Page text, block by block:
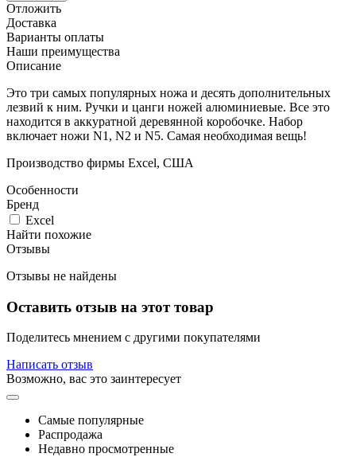
Отложить
Доставка
Варианты оплаты
Наши преимущества
Описание
Это три самых популярных ножа и десять дополнительных
лезвий к ним. Ручки и цанги ножей алюминиевые. Все это
находится в аккуратной деревянной коробочке. Набор
включает ножи N1, N2 и N5. Самая необходимая вещь!
Производство фирмы Excel, США
Особенности
Бренд
Excel
Найти похожие
Отзывы
Отзывы не найдены
Оставить отзыв на этот товар
Поделитесь мнением с другими покупателями
Написать отзыв
Возможно, вас это заинтересует
Самые популярные
Распродажа
Недавно просмотренные